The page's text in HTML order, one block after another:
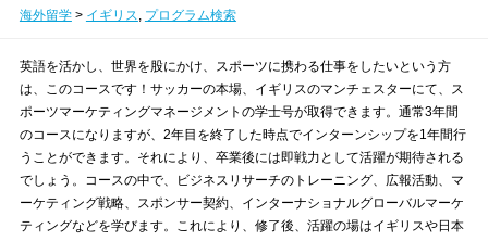
海外留学> イギリス プログラム検索
英語を活かし、世界を股にかけ、スポーツに携わる仕事をしたいという方
は、このコースです！サッカーの本場、イギリスのマンチェスターにて、ス
ポーツマーケティングマネージメントの学士号が取得できます。通常3年間
のコースになりますが、2年目を終了した時点でインターンシップを1年間行
うことができます。それにより、卒業後には即戦力として活躍が期待される
でしょう。コースの中で、ビジネスリサーチのトレーニング、広報活動、マ
ーケティング戦略、スポンサー契約、インターナショナルグローバルマーケ
ティングなどを学びます。これにより、修了後、活躍の場はイギリスや日本